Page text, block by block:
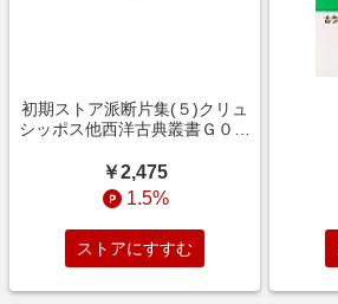
初期ストア派断片集(５)クリュ
シッポス他西洋古典叢書Ｇ０４
￥2,475
1.5%
ストアにすすむ